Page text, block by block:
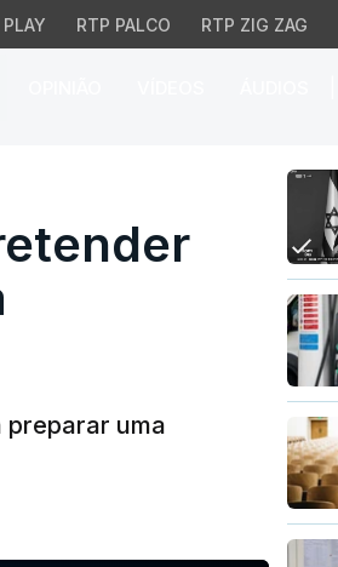
RTP PALCO RTP ZIG ZAG
preparar uma